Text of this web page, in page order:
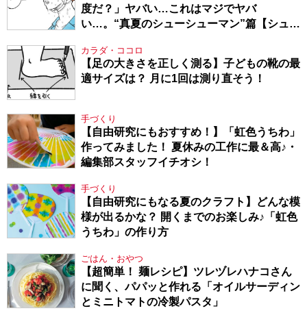
度だ？」ヤバい…これはマジでヤバ
い…。“真夏のシューシューマン”篇【シュー
カラダ・ココロ
【足の大きさを正しく測る】子どもの靴の最
適サイズは？ 月に1回は測り直そう！
手づくり
【自由研究にもおすすめ！】「虹色うちわ」
作ってみました！ 夏休みの工作に最＆高♪・
編集部スタッフイチオシ！
手づくり
【自由研究にもなる夏のクラフト】どんな模
様が出るかな？ 開くまでのお楽しみ♪「虹色
うちわ」の作り方
ごはん・おやつ
【超簡単！ 麺レシピ】ツレヅレハナコさん
に聞く、パパッと作れる「オイルサーディン
とミニトマトの冷製パスタ」